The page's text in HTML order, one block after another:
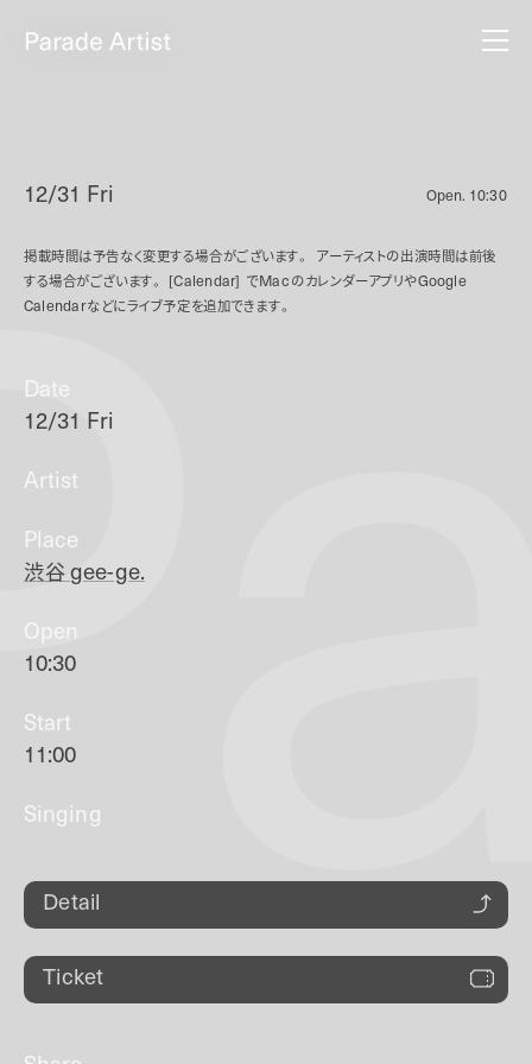
12/31 Fri Open. 10:30
掲載時間は予告なく変更する場合がございます。
アーティストの出演時間は前後
する場合がございます。
[Calendar] でMacのカレンダーアプリやGoogle
Calendarなどにライブ予定を追加できます。
Date
12/31 Fri
Artist
Place
渋谷gee-ge.
Open
10:30
Start
11:00
Singing
Detail
Ticket